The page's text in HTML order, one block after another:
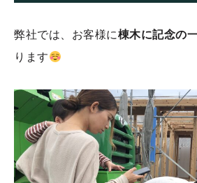
弊社では、お客様に棟木に記念の
ります